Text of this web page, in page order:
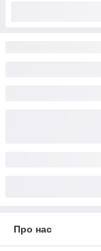
Про нас